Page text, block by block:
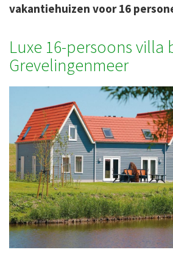
vakantiehuizen voor 16
Luxe 16-persoons villa
Grevelingenmeer